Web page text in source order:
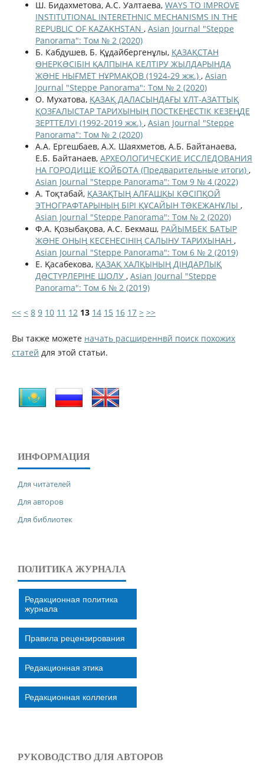
Ш. Бидахметова, А.С. Уалтаева, WAYS TO IMPROVE
INSTITUTIONAL INTERETHNIC MECHANISMS IN THE
REPUBLIC OF KAZAKHSTAN , Asian Journal "Steppe
Panorama": Том № 2 (2020)
Б. Кабдушев, Б. Құдайбергенұлы, ҚАЗАҚСТАН
ӨНЕРКƏСІБІН ҚАЛПЫНА КЕЛТІРУ ЖЫЛДАРЫНДА
ЖƏНЕ НЫҒМЕТ НҰРМАҚОВ (1924-29 жж.) , Asian
Journal "Steppe Panorama": Том № 2 (2020)
О. Мухатова, ҚАЗАҚ ДАЛАСЫНДАҒЫ ҰЛТ-АЗАТТЫҚ
ҚОЗҒАЛЫСТАР ТАРИХЫНЫҢ ПОСТКЕҢЕСТІК КЕЗЕҢДЕ
ЗЕРТТЕЛУІ (1992-2019 жж.) , Asian Journal "Steppe
Panorama": Том № 2 (2020)
А.А. Ергешбаев, А.Х. Шаяхметов, А.Б. Байтанаева,
Е.Б. Байтанаев, АРХЕОЛОГИЧЕСКИЕ ИССЛЕДОВАНИЯ
НА ГОРОДИЩЕ КОЙБОТА (Предварительные итоги) ,
Asian Journal "Steppe Panorama": Том 9 № 4 (2022)
А. Тоқтабай, ҚАЗАҚТЫҢ АЛҒАШҚЫ КƏСІПҚОЙ
ЭТНОГРАФТАРЫНЫҢ БІРІ ҚҰСАЙЫН ТƏКЕЖАНҰЛЫ ,
Asian Journal "Steppe Panorama": Том № 2 (2020)
Ф.А. Қозыбақова, A.С. Бекмаш, РАЙЫМБЕК БАТЫР
ЖƏНЕ ОНЫҢ КЕСЕНЕСІНІҢ САЛЫНУ ТАРИХЫНАН ,
Asian Journal "Steppe Panorama": Том 6 № 2 (2019)
Е. Қасабекова, ҚАЗАҚ ХАЛҚЫНЫҢ ДІНДАРЛЫҚ
ДƏСТҮРЛЕРІНЕ ШОЛУ , Asian Journal "Steppe
Panorama": Том 6 № 2 (2019)
<< < 8 9 10 11 12 13 14 15 16 17 > >>
Вы также можете начать расширеннвй поиск похожих
статей для этой статьи.
ИНФОРМАЦИЯ
Для читателей
Для авторов
Для библиотек
ПОЛИТИКА ЖУРНАЛА
Редакционная политика
журнала
Правила рецензирования
Редакционная этика
Редакционная коллегия
РУКОВОДСТВО ДЛЯ АВТОРОВ